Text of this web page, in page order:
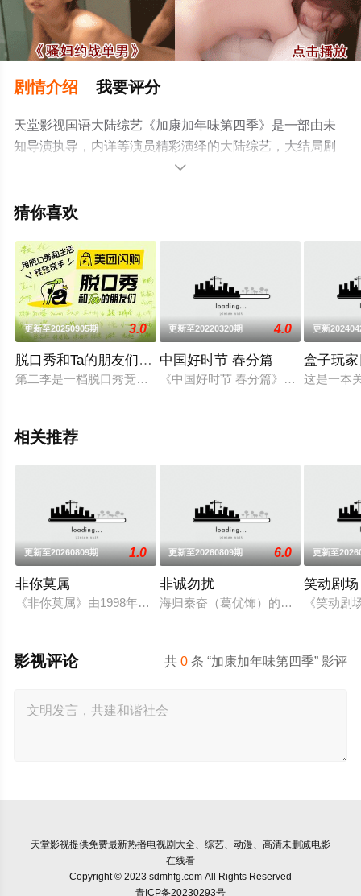
剧情介绍 我要评分
天堂影视国语大陆综艺《加康加年味第四季》是一部由未
知导演执导，内详等演员精彩演绎的大陆综艺，大结局剧
情已揭晓（全4期），手机免费观看高清无删减完整版综艺
猫或剧情网等平台了解。

猜你喜欢
更新至20250905期 3.0
脱口秀和Ta的朋友们第二季
第二季是一档脱口秀竞技节目，59组热爱脱口秀的朋友们聚集
更新至20220320期 4.0
中国好时节 春分篇
《中国好时节 春分篇》是2022年浙
更新
盒子玩
这是一本
相关推荐
更新至20260809期 1.0
非你莫属
《非你莫属》由1998年12月28日成立的天视卫星公司顶尖团队
更新至20260809期 6.0
非诚勿扰
海归秦奋（葛优饰）的天才发明“分
更新至
笑动剧场
《笑动剧
共0 条 “加康加年味第四季” 影评
影视评论
天堂影视提供免费最新热播电视剧大全、综艺、动漫、高清未删减电影
在线看
Copyright © 2023 sdmhfg.com All Rights Reserved
青ICP备20230293号